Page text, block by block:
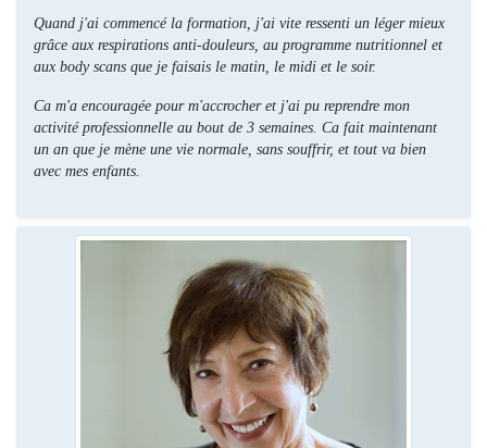
Quand j'ai commencé la formation, j'ai vite ressenti un léger mieux
grâce aux respirations anti-douleurs, au programme nutritionnel et
aux body scans que je faisais le matin, le midi et le soir.
Ca m'a encouragée pour m'accrocher et j'ai pu reprendre mon
activité professionnelle au bout de 3 semaines. Ca fait maintenant
un an que je mène une vie normale, sans souffrir, et tout va bien
avec mes enfants.